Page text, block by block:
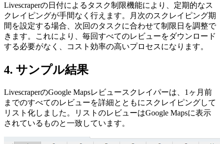
Livescraperの日付によるタスク制限機能により、定期的なス
クレイピングが手間なく行えます。月次のスクレイピング期
間を設定する場合、次回のタスクに合わせて制限日を調整で
きます。これにより、毎回すべてのレビューをダウンロード
する必要がなく、コスト効率の高いプロセスになります。
4. サンプル結果
LivescraperのGoogle Mapsレビュースクレイパーは、1ヶ月前
までのすべてのレビューを詳細とともにスクレイピングして
リスト化しました。リストのレビューはGoogle Mapsに表示
されているものと一致しています。